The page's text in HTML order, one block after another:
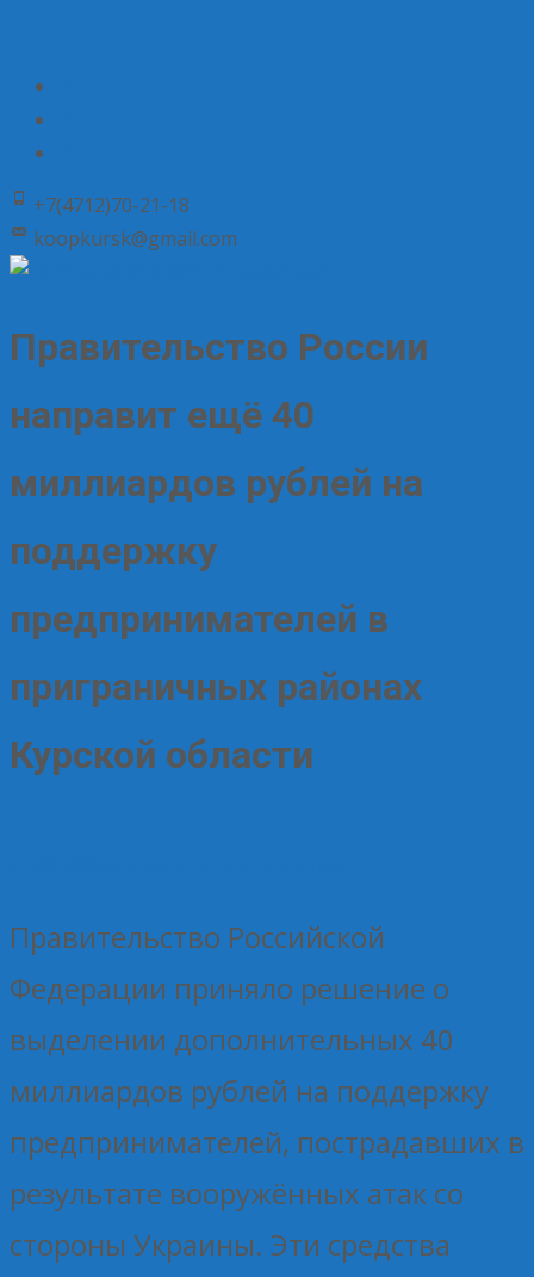
+7(4712)70-21-18
koopkursk@gmail.com
Правительство России
направит ещё 40
миллиардов рублей на
поддержку
предпринимателей в
приграничных районах
Курской области
Правительство Российской
Федерации приняло решение о
выделении дополнительных 40
миллиардов рублей на поддержку
предпринимателей, пострадавших в
результате вооружённых атак со
стороны Украины. Эти средства